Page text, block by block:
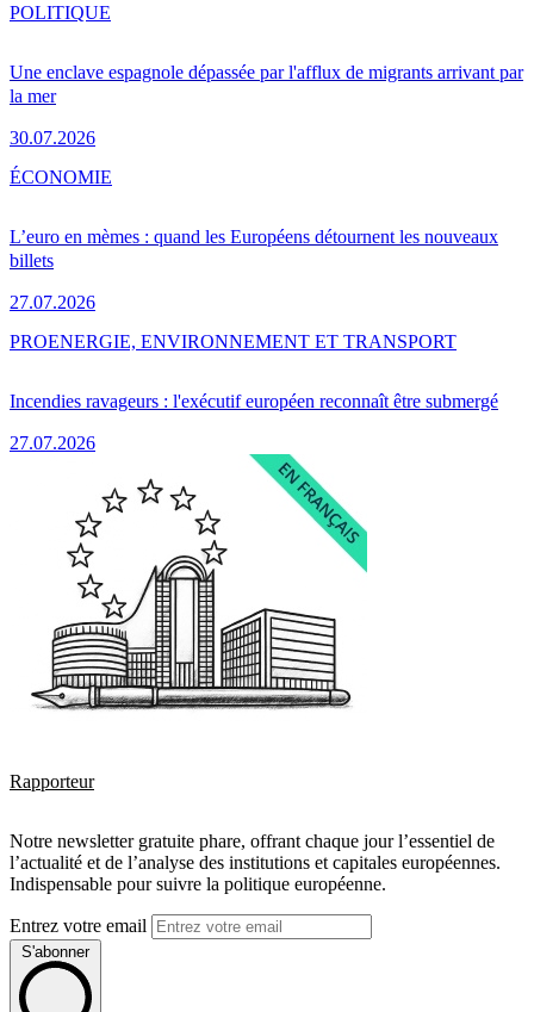
Une enclave espagnole dépassée par l'afflux de migrants arrivant par
la mer
30.07.2026
POLITIQUE
L’euro en mèmes : quand les Européens détournent les nouveaux
billets
27.07.2026
ÉCONOMIE
Incendies ravageurs : l'exécutif européen reconnaît être submergé
27.07.2026
PROENERGIE, ENVIRONNEMENT ET TRANSPORT
Rapporteur
Notre newsletter gratuite phare, offrant chaque jour l’essentiel de
l’actualité et de l’analyse des institutions et capitales européennes.
Indispensable pour suivre la politique européenne.
Entrez votre email
S'abonner